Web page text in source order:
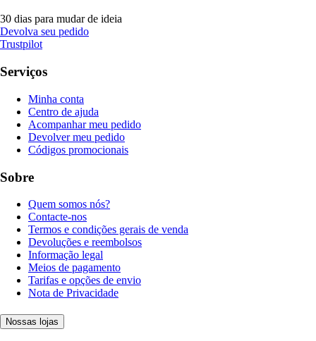
30 dias para mudar de ideia
Devolva seu pedido
Trustpilot
Serviços
Minha conta
Centro de ajuda
Acompanhar meu pedido
Devolver meu pedido
Códigos promocionais
Sobre
Quem somos nós?
Contacte-nos
Termos e condições gerais de venda
Devoluções e reembolsos
Informação legal
Meios de pagamento
Tarifas e opções de envio
Nota de Privacidade
Nossas lojas